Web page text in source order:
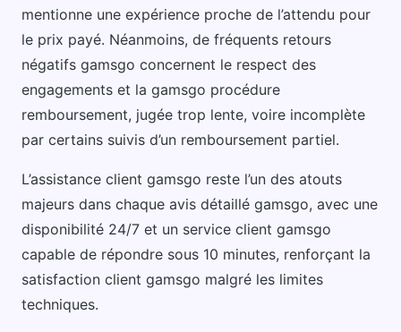
mentionne une expérience proche de l’attendu pour
le prix payé. Néanmoins, de fréquents retours
négatifs gamsgo concernent le respect des
engagements et la gamsgo procédure
remboursement, jugée trop lente, voire incomplète
par certains suivis d’un remboursement partiel.
L’assistance client gamsgo reste l’un des atouts
majeurs dans chaque avis détaillé gamsgo, avec une
disponibilité 24/7 et un service client gamsgo
capable de répondre sous 10 minutes, renforçant la
satisfaction client gamsgo malgré les limites
techniques.